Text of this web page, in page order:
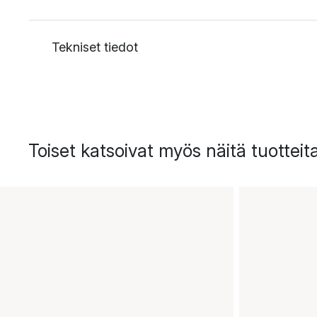
Tekniset tiedot
Toiset katsoivat myös näitä